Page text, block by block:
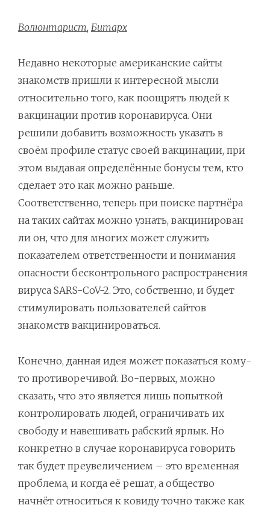
Волюнтарист, Битарх
Недавно некоторые американские сайты
знакомств пришли к интересной мысли
относительно того, как поощрять людей к
вакцинации против коронавируса. Они
решили добавить возможность указать в
своём профиле статус своей вакцинации, при
этом выдавая определённые бонусы тем, кто
сделает это как можно раньше.
Соответственно, теперь при поиске партнёра
на таких сайтах можно узнать, вакцинирован
ли он, что для многих может служить
показателем ответственности и понимания
опасности бесконтрольного распространения
вируса SARS-CoV-2. Это, собственно, и будет
стимулировать пользователей сайтов
знакомств вакцинироваться.
Конечно, данная идея может показаться кому-
то противоречивой. Во-первых, можно
сказать, что это является лишь попыткой
контролировать людей, ограничивать их
свободу и навешивать рабский ярлык. Но
конкретно в случае коронавируса говорить
так будет преувеличением – это временная
проблема, и когда её решат, а общество
начнёт относиться к ковиду точно также как